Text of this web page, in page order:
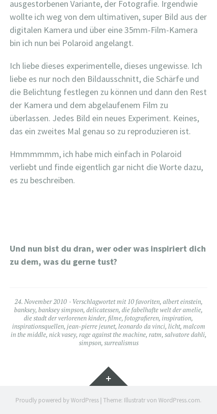
ausgestorbenen Variante, der Fotografie. Irgendwie
wollte ich weg von dem ultimativen, super Bild aus der
digitalen Kamera und über eine 35mm-Film-Kamera
bin ich nun bei Polaroid angelangt.
Ich liebe dieses experimentelle, dieses ungewisse. Ich
liebe es nur noch den Bildausschnitt, die Schärfe und
die Belichtung festlegen zu können und dann den Rest
der Kamera und dem abgelaufenem Film zu
überlassen. Jedes Bild ein neues Experiment. Keines,
das ein zweites Mal genau so zu reproduzieren ist.
Hmmmmmm, ich habe mich einfach in Polaroid
verliebt und finde eigentlich gar nicht die Worte dazu,
es zu beschreiben.
Und nun bist du dran, wer oder was inspiriert dich
zu dem, was du gerne tust?
24. November 2010 Verschlagwortet mit10 favoriten, albert einstein,
banksey, banksey simpson, delicatessen, die fabelhafte welt der amelie,
die stadt der verlorenen kinder, filme, fotografieren, inspiration,
inspirationsquellen, jean-pierre jeunet, leonardo da vinci, licht, malcom
in the middle, nick vasey, rage against the machine, ratm, salvatore dahli,
simpson, surrealismus
Widgets
Proudly powered by WordPress | Theme: Illustratr von WordPress.com.